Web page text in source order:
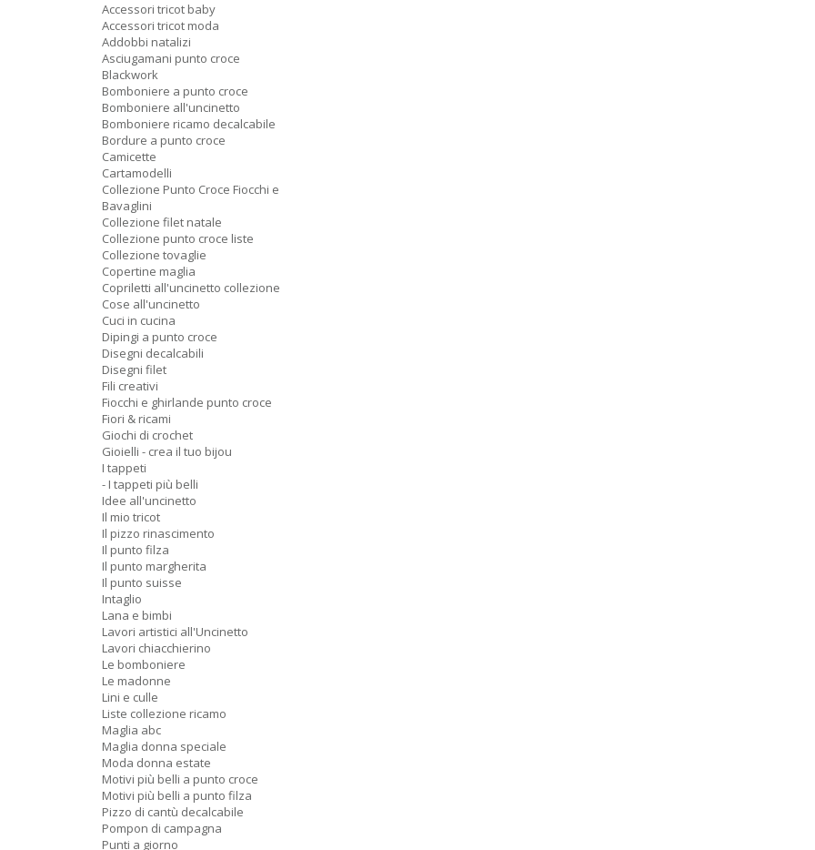
Accessori tricot baby
Accessori tricot moda
Addobbi natalizi
Asciugamani punto croce
Blackwork
Bomboniere a punto croce
Bomboniere all'uncinetto
Bomboniere ricamo decalcabile
Bordure a punto croce
Camicette
Cartamodelli
Collezione Punto Croce Fiocchi e
Bavaglini
Collezione filet natale
Collezione punto croce liste
Collezione tovaglie
Copertine maglia
Copriletti all'uncinetto collezione
Cose all'uncinetto
Cuci in cucina
Dipingi a punto croce
Disegni decalcabili
Disegni filet
Fili creativi
Fiocchi e ghirlande punto croce
Fiori & ricami
Giochi di crochet
Gioielli - crea il tuo bijou
I tappeti
- I tappeti più belli
Idee all'uncinetto
Il mio tricot
Il pizzo rinascimento
Il punto filza
Il punto margherita
Il punto suisse
Intaglio
Lana e bimbi
Lavori artistici all'Uncinetto
Lavori chiacchierino
Le bomboniere
Le madonne
Lini e culle
Liste collezione ricamo
Maglia abc
Maglia donna speciale
Moda donna estate
Motivi più belli a punto croce
Motivi più belli a punto filza
Pizzo di cantù decalcabile
Pompon di campagna
Punti a giorno